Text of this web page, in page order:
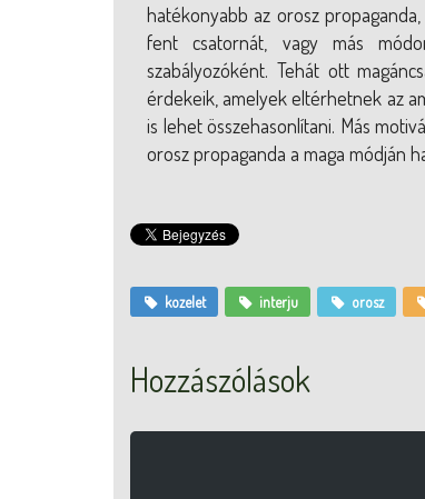
hatékonyabb az orosz
fent csatornát, vagy más
szabályozóként. Tehát ott
érdekeik, amelyek eltérhetnek az
is lehet összehasonlítani. Más
orosz propaganda a maga módján
kozelet interju orosz
Hozzászólások